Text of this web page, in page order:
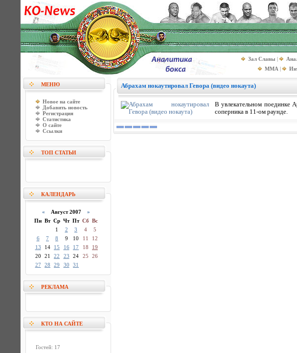
Зал Славы |
MMA |
МЕНЮ
Новое на сайте
Добавить новость
Регистрация
Статистика
О сайте
Ссылки
ТОП СТАТЬИ
КАЛЕНДАРЬ
« Август 2007 »
Пн Вт Ср Чт Пт Сб Вс
1
2 3 4
5
6
7 8 9 10 11
12
13
14 15 16 17 18
19
20
21 22 23 24 25
26
27
28 29 30 31
РЕКЛАМА
КТО НА САЙТЕ
Гостей: 17
Абрахам нокаутировал Гевора (видео нокаута)
В увлекательном поединке
соперника в 11-ом раунде.